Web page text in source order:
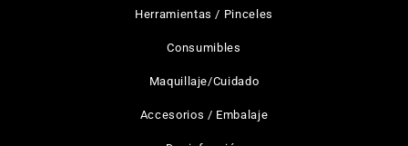
Herramientas / Pinceles
Consumibles
Maquillaje/Cuidado
Accesorios / Embalaje